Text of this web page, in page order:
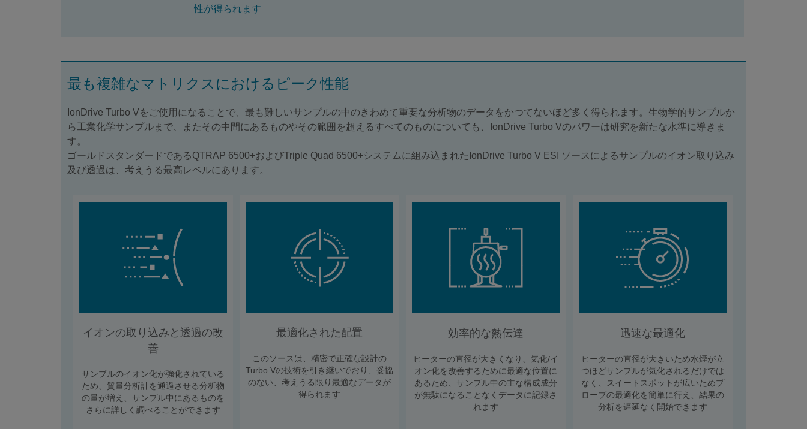
性が得られます
最も複雑なマトリクスにおけるピーク性能
IonDrive Turbo Vをご使用になることで、最も難しいサンプルの中のきわめて重要な分析物のデータをかつてないほど多く得られます。生物学的サンプルか
ら工業化学サンプルまで、またその中間にあるものやその範囲を超えるすべてのものについても、IonDrive Turbo Vのパワーは研究を新たな水準に導きま
す。
ゴールドスタンダードであるQTRAP 6500+およびTriple Quad 6500+システムに組み込まれたIonDrive Turbo V ESI ソースによるサンプルのイオン取り込み
及び透過は、考えうる最高レベルにあります。
イオンの取り込みと透過の改
善
サンプルのイオン化が強化されている
ため、質量分析計を通過させる分析物
の量が増え、サンプル中にあるものを
さらに詳しく調べることができます
最適化された配置
このソースは、精密で正確な設計の
Turbo Vの技術を引き継いでおり、妥協
のない、考えうる限り最適なデータが
得られます
効率的な熱伝達
ヒーターの直径が大きくなり、気化/イ
オン化を改善するために最適な位置に
あるため、サンプル中の主な構成成分
が無駄になることなくデータに記録さ
れます
迅速な最適化
ヒーターの直径が大きいため水煙が立
つほどサンプルが気化されるだけでは
なく、スイートスポットが広いためプ
ローブの最適化を簡単に行え、結果の
分析を遅延なく開始できます